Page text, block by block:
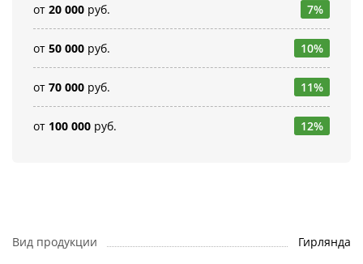
от 20 000 руб. 7%
от 50 000 руб. 10%
от 70 000 руб. 11%
от 100 000 руб. 12%
Вид продукции Гирлянда